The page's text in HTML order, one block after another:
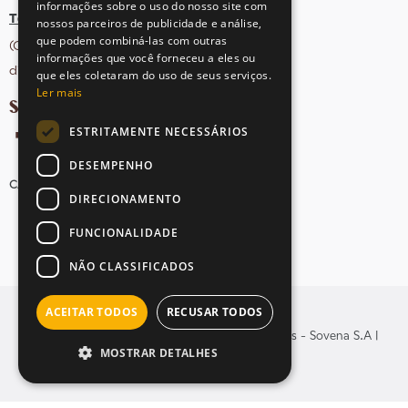
Tel: +351 21 412 93 36
(Chamada para rede fixa nacional;
dias úteis das 10h às 17h)
SIGA-NOS NAS REDES SOCIAIS
CANDIDATURAS
© Copyright 2026 . Todos os direitos reservados - Sovena S.A |
informações sobre o uso do nosso site com
nossos parceiros de publicidade e análise,
que podem combiná-las com outras
informações que você forneceu a eles ou
que eles coletaram do uso de seus serviços.
Ler mais
ESTRITAMENTE NECESSÁRIOS
DESEMPENHO
DIRECIONAMENTO
FUNCIONALIDADE
NÃO CLASSIFICADOS
ACEITAR TODOS RECUSAR TODOS
MOSTRAR DETALHES